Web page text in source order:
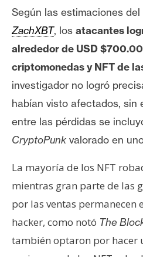
Según las estimaciones
ZachXBT, los atacantes
alrededor de USD
criptomonedas y NFT de
investigador no logró
habían visto afectados, sin
entre las pérdidas se
CryptoPunk valorado en
La mayoría de los NFT
mientras gran parte de las
por las ventas permanecen
hacker, como notó The
también optaron por hacer